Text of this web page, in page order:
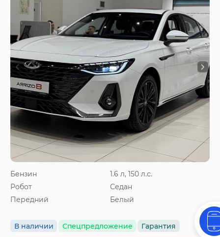
Бензин
1.6 л, 150 л.с.
Робот
Седан
Передний
Белый
В наличии Спецпредложение Гарантия